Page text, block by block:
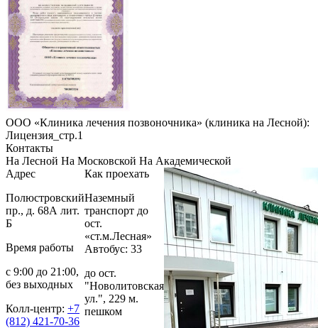
ООО «Клиника лечения позвоночника» (клиника на Лесной):
Лицензия_стр.1
Контакты
На Лесной На Московской На Академической
Адрес
Полюстровский
пр., д. 68А лит.
Б
Время работы
с 9:00 до 21:00,
без выходных
Колл-центр: +7
(812) 421-70-36
Как проехать
Наземный
транспорт до
ост.
«ст.м.Лесная»
Автобус: 33
до ост.
"Новолитовская
ул.", 229 м.
пешком